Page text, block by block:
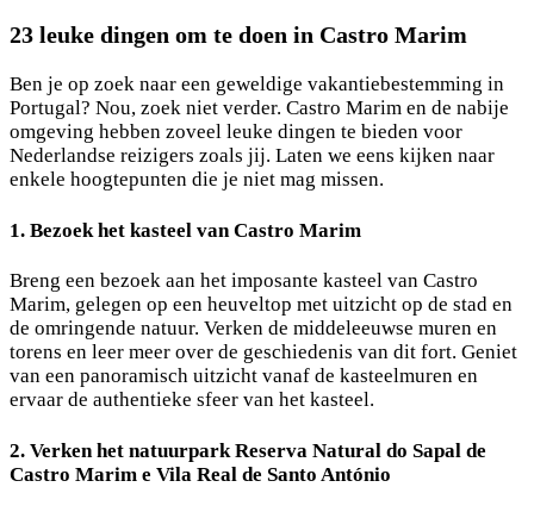
23 leuke dingen om te doen in Castro Marim
Ben je op zoek naar een geweldige vakantiebestemming in
Portugal? Nou, zoek niet verder. Castro Marim en de nabije
omgeving hebben zoveel leuke dingen te bieden voor
Nederlandse reizigers zoals jij. Laten we eens kijken naar
enkele hoogtepunten die je niet mag missen.
1. Bezoek het kasteel van Castro Marim
Breng een bezoek aan het imposante kasteel van Castro
Marim, gelegen op een heuveltop met uitzicht op de stad en
de omringende natuur. Verken de middeleeuwse muren en
torens en leer meer over de geschiedenis van dit fort. Geniet
van een panoramisch uitzicht vanaf de kasteelmuren en
ervaar de authentieke sfeer van het kasteel.
2. Verken het natuurpark Reserva Natural do Sapal de
Castro Marim e Vila Real de Santo António